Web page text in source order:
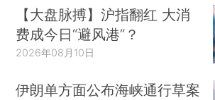
【大盘脉搏】沪指翻红 大消
费成今日“避风港”？
2026年08月10日
伊朗单方面公布海峡通行草案